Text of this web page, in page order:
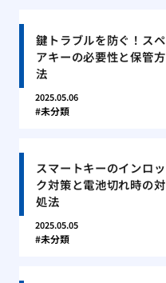
鍵トラブルを防ぐ！スペ
アキーの必要性と保管方
法
2025.05.06
未分類
スマートキーのインロッ
ク対策と電池切れ時の対
処法
2025.05.05
未分類